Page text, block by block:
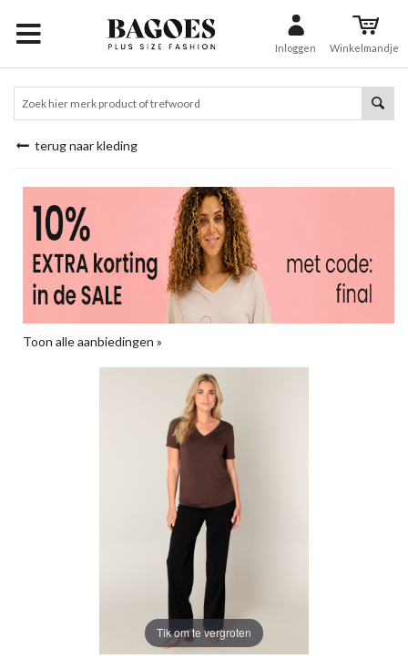
Inloggen Winkelmandje
terug naar kleding
Toon alle aanbiedingen »
Tik om te vergroten